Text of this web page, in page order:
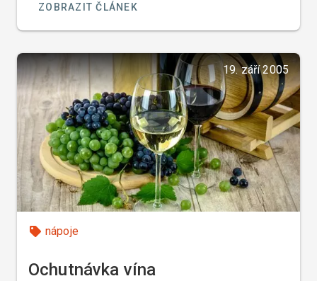
poslední návštěvě Mexika tak trochu okoukl.
ZOBRAZIT ČLÁNEK
19. září 2005
nápoje
Ochutnávka vína